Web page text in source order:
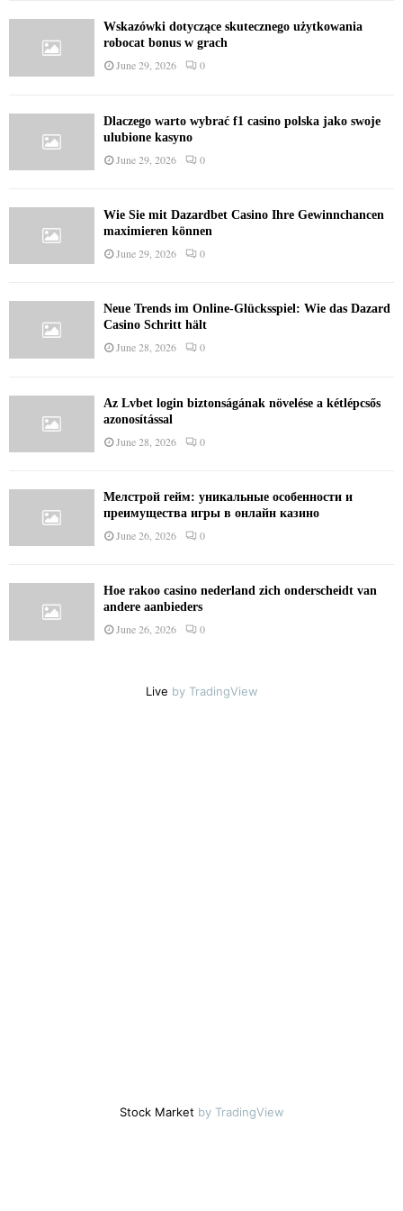
Wskazówki dotyczące skutecznego użytkowania
robocat bonus w grach
June 29, 2026 0
Dlaczego warto wybrać f1 casino polska jako swoje
ulubione kasyno
June 29, 2026 0
Wie Sie mit Dazardbet Casino Ihre Gewinnchancen
maximieren können
June 29, 2026 0
Neue Trends im Online-Glücksspiel: Wie das Dazard
Casino Schritt hält
June 28, 2026 0
Az Lvbet login biztonságának növelése a kétlépcsős
azonosítással
June 28, 2026 0
Мелстрой гейм: уникальные особенности и
преимущества игры в онлайн казино
June 26, 2026 0
Hoe rakoo casino nederland zich onderscheidt van
andere aanbieders
June 26, 2026 0
Live by TradingView
Stock Market by TradingView